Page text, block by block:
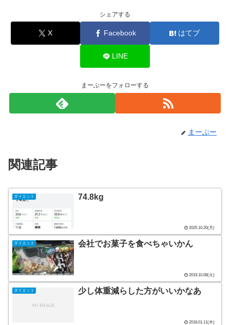
シェアする
X Facebook はてブ
LINE
まーぶーをフォローする
まーぶー
関連記事
ダイエット 74.8kg
2025.10.20(月)
ダイエット 会社でお菓子を食べちゃいかん
2019.10.08(火)
ダイエット 少し体重減らした方がいいかなあ
2018.01.11(木)